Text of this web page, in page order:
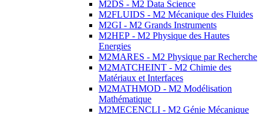
M2DS - M2 Data Science
M2FLUIDS - M2 Mécanique des Fluides
M2GI - M2 Grands Instruments
M2HEP - M2 Physique des Hautes
Energies
M2MARES - M2 Physique par Recherche
M2MATCHEINT - M2 Chimie des
Matériaux et Interfaces
M2MATHMOD - M2 Modélisation
Mathématique
M2MECENCLI - M2 Génie Mécanique